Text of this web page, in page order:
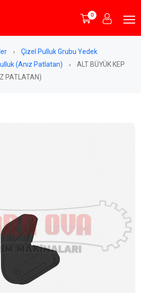
0
Çizel Pulluk Grubu Yedek
(Anız Patlatan)
ALT BÜYÜK KEP
PATLATAN)